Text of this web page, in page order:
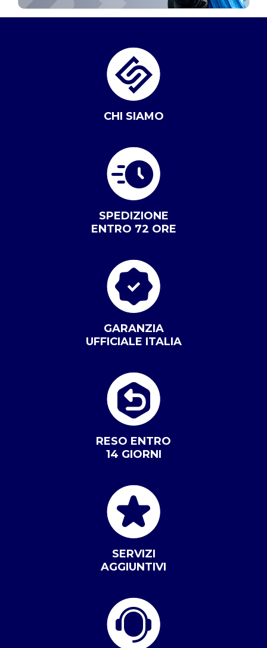
CHI SIAMO
SPEDIZIONE
ENTRO 72 ORE
GARANZIA
UFFICIALE ITALIA
RESO ENTRO
14 GIORNI
SERVIZI
AGGIUNTIVI